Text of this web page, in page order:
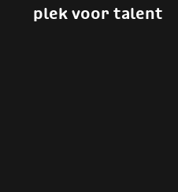
plek voor talent